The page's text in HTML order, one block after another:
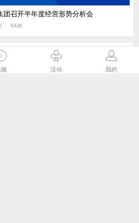
团召开半年度经营形势分析会
6天前
活动 我的